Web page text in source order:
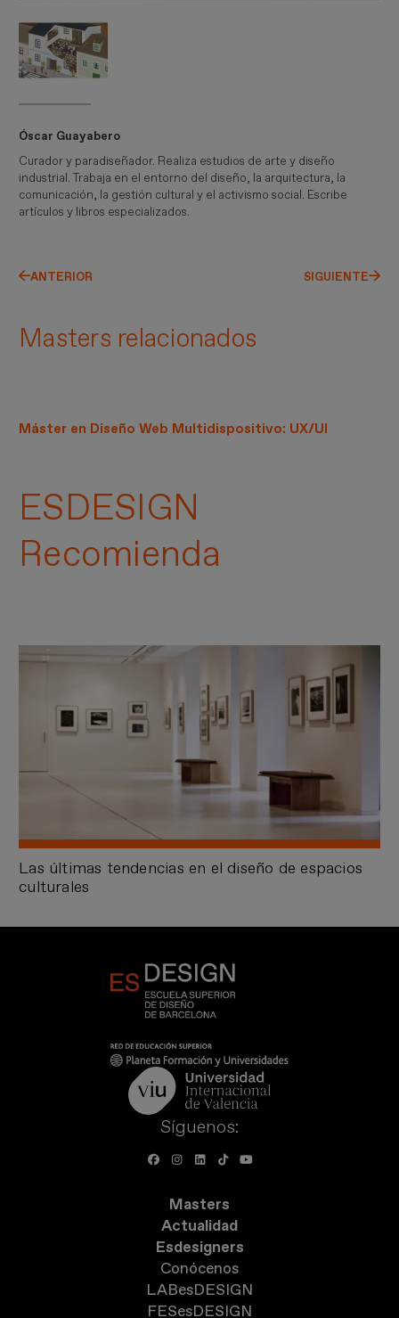
Óscar Guayabero
Curador y paradiseñador. Realiza estudios de arte y diseño
industrial. Trabaja en el entorno del diseño, la arquitectura, la
comunicación, la gestión cultural y el activismo social. Escribe
artículos y libros especializados.
ANTERIOR SIGUIENTE
Masters relacionados
Máster en Diseño Web Multidispositivo: UX/UI
ESDESIGN
Recomienda
Las últimas tendencias en el diseño de espacios
culturales
Síguenos:
Masters
Actualidad
Esdesigners
Conócenos
LABesDESIGN
FESesDESIGN